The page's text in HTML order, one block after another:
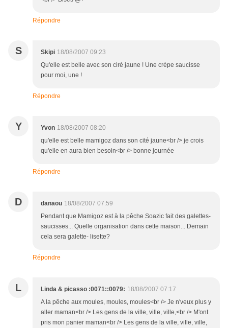
Répondre
S Skipi 18/08/2007 09:23
Qu'elle est belle avec son ciré jaune ! Une crèpe saucisse
pour moi, une !
Répondre
Y Yvon 18/08/2007 08:20
qu'elle est belle mamigoz dans son cité jaune<br /> je crois
qu'elle en aura bien besoin<br /> bonne journée
Répondre
D danaou 18/08/2007 07:59
Pendant que Mamigoz est à la pêche Soazic fait des galettes-
saucisses... Quelle organisation dans cette maison... Demain
cela sera galette- lisette?
Répondre
L Linda & picasso :0071::0079: 18/08/2007 07:17
A la pêche aux moules, moules, moules<br /> Je n'veux plus y
aller maman<br /> Les gens de la ville, ville, ville,<br /> M'ont
pris mon panier maman<br /> Les gens de la ville, ville, ville,